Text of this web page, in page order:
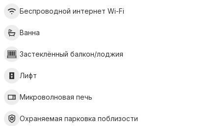
Беспроводной интернет Wi-Fi
Ванна
Застеклённый балкон/лоджия
Лифт
Микроволновая печь
Охраняемая парковка поблизости